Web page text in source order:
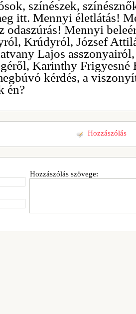
színészek,
itt. Mennyi életlátás!
odaszúrás! Mennyi
Krúdyról, József
Lajos
Karinthy Frigyesné
kérdés, a
én?
Hozzászólás
Hozzászólás szövege: